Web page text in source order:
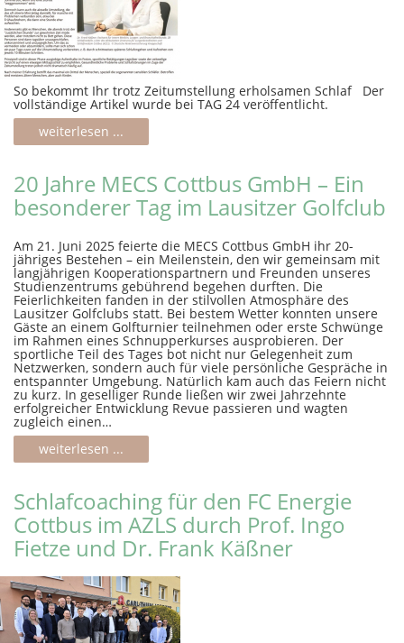
So bekommt Ihr trotz Zeitumstellung erholsamen Schlaf Der
vollständige Artikel wurde bei TAG 24 veröffentlicht.
weiterlesen ...
20 Jahre MECS Cottbus GmbH – Ein
besonderer Tag im Lausitzer Golfclub
Am 21. Juni 2025 feierte die MECS Cottbus GmbH ihr 20-
jähriges Bestehen – ein Meilenstein, den wir gemeinsam mit
langjährigen Kooperationspartnern und Freunden unseres
Studienzentrums gebührend begehen durften. Die
Feierlichkeiten fanden in der stilvollen Atmosphäre des
Lausitzer Golfclubs statt. Bei bestem Wetter konnten unsere
Gäste an einem Golfturnier teilnehmen oder erste Schwünge
im Rahmen eines Schnupperkurses ausprobieren. Der
sportliche Teil des Tages bot nicht nur Gelegenheit zum
Netzwerken, sondern auch für viele persönliche Gespräche in
entspannter Umgebung. Natürlich kam auch das Feiern nicht
zu kurz. In geselliger Runde ließen wir zwei Jahrzehnte
erfolgreicher Entwicklung Revue passieren und wagten
zugleich einen…
weiterlesen ...
Schlafcoaching für den FC Energie
Cottbus im AZLS durch Prof. Ingo
Fietze und Dr. Frank Käßner